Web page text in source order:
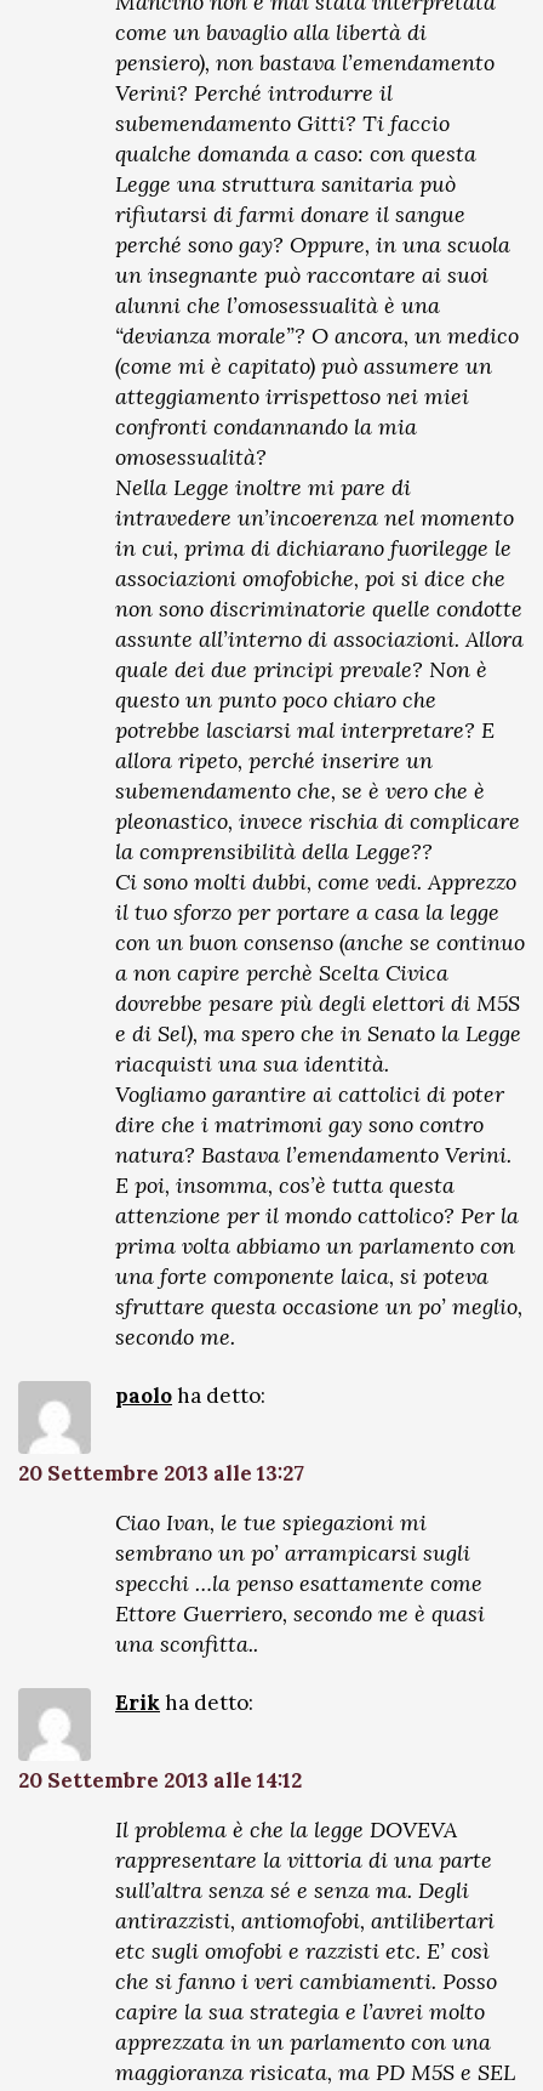
come un bavaglio alla libertà di
pensiero), non bastava l’emendamento
Verini? Perché introdurre il
subemendamento Gitti? Ti faccio
qualche domanda a caso: con questa
Legge una struttura sanitaria può
rifiutarsi di farmi donare il sangue
perché sono gay? Oppure, in una scuola
un insegnante può raccontare ai suoi
alunni che l’omosessualità è una
“devianza morale”? O ancora, un medico
(come mi è capitato) può assumere un
atteggiamento irrispettoso nei miei
confronti condannando la mia
omosessualità?
Nella Legge inoltre mi pare di
intravedere un’incoerenza nel momento
in cui, prima di dichiarano fuorilegge le
associazioni omofobiche, poi si dice che
non sono discriminatorie quelle condotte
assunte all’interno di associazioni. Allora
quale dei due principi prevale? Non è
questo un punto poco chiaro che
potrebbe lasciarsi mal interpretare? E
allora ripeto, perché inserire un
subemendamento che, se è vero che è
pleonastico, invece rischia di complicare
la comprensibilità della Legge??
Ci sono molti dubbi, come vedi. Apprezzo
il tuo sforzo per portare a casa la legge
con un buon consenso (anche se continuo
a non capire perchè Scelta Civica
dovrebbe pesare più degli elettori di M5S
e di Sel), ma spero che in Senato la Legge
riacquisti una sua identità.
Vogliamo garantire ai cattolici di poter
dire che i matrimoni gay sono contro
natura? Bastava l’emendamento Verini.
E poi, insomma, cos’è tutta questa
attenzione per il mondo cattolico? Per la
prima volta abbiamo un parlamento con
una forte componente laica, si poteva
sfruttare questa occasione un po’ meglio,
secondo me.
paoloha detto:
20 Settembre 2013 alle 13:27
Ciao Ivan, le tue spiegazioni mi
sembrano un po’ arrampicarsi sugli
specchi …la penso esattamente come
Ettore Guerriero, secondo me è quasi
una sconfitta..
Erikha detto:
20 Settembre 2013 alle 14:12
Il problema è che la legge DOVEVA
rappresentare la vittoria di una parte
sull’altra senza sé e senza ma. Degli
antirazzisti, antiomofobi, antilibertari
etc sugli omofobi e razzisti etc. E’ così
che si fanno i veri cambiamenti. Posso
capire la sua strategia e l’avrei molto
apprezzata in un parlamento con una
maggioranza risicata, ma PD M5S e SEL